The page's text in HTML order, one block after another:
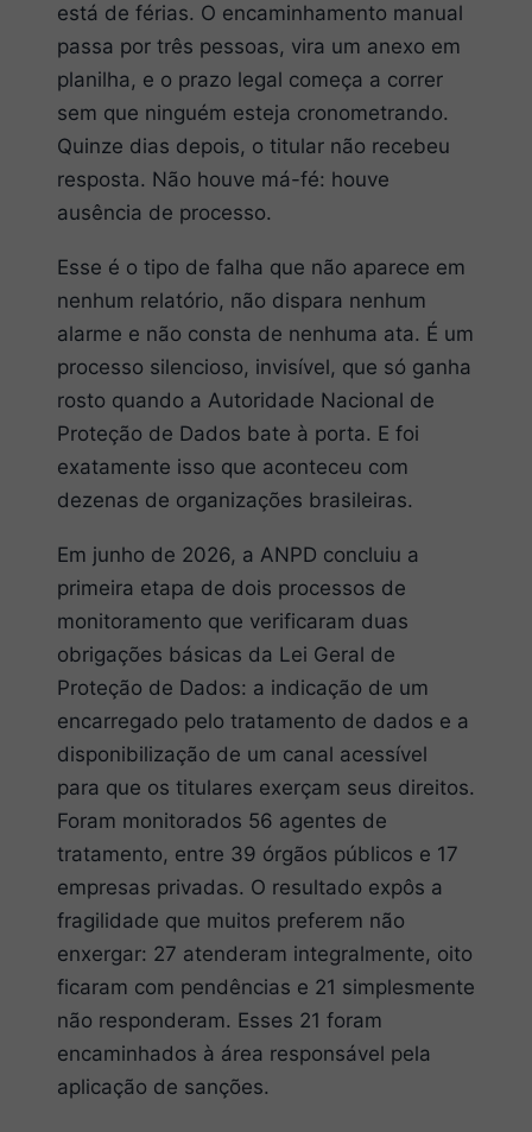
está de férias. O encaminhamento manual
passa por três pessoas, vira um anexo em
planilha, e o prazo legal começa a correr
sem que ninguém esteja cronometrando.
Quinze dias depois, o titular não recebeu
resposta. Não houve má-fé: houve
ausência de processo.
Esse é o tipo de falha que não aparece em
nenhum relatório, não dispara nenhum
alarme e não consta de nenhuma ata. É um
processo silencioso, invisível, que só ganha
rosto quando a Autoridade Nacional de
Proteção de Dados bate à porta. E foi
exatamente isso que aconteceu com
dezenas de organizações brasileiras.
Em junho de 2026, a ANPD concluiu a
primeira etapa de dois processos de
monitoramento que verificaram duas
obrigações básicas da Lei Geral de
Proteção de Dados: a indicação de um
encarregado pelo tratamento de dados e a
disponibilização de um canal acessível
para que os titulares exerçam seus direitos.
Foram monitorados 56 agentes de
tratamento, entre 39 órgãos públicos e 17
empresas privadas. O resultado expôs a
fragilidade que muitos preferem não
enxergar: 27 atenderam integralmente, oito
ficaram com pendências e 21 simplesmente
não responderam. Esses 21 foram
encaminhados à área responsável pela
aplicação de sanções.